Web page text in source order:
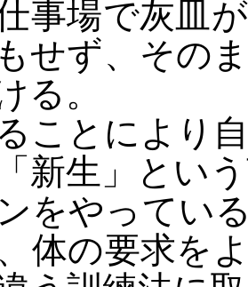
事場で灰皿
せず、その
る。
ことにより
新生」とい
をやってい
体の要求を